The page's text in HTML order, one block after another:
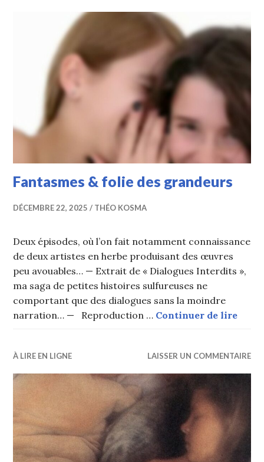
Fantasmes & folie des grandeurs
DÉCEMBRE 22, 2025 THÉO KOSMA
Deux épisodes, où l’on fait notamment connaissance
de deux artistes en herbe produisant des œuvres
peu avouables… — Extrait de « Dialogues Interdits »,
ma saga de petites histoires sulfureuses ne
comportant que des dialogues sans la moindre
narration… — Reproduction … Continuer de lire
À LIRE EN LIGNE LAISSER UN COMMENTAIRE